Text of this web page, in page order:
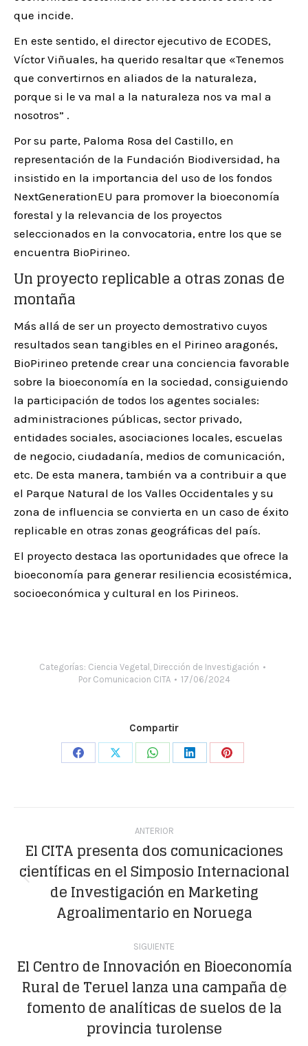
que incide.
En este sentido, el director ejecutivo de ECODES,
Víctor Viñuales, ha querido resaltar que «Tenemos
que convertirnos en aliados de la naturaleza,
porque si le va mal a la naturaleza nos va mal a
nosotros” .
Por su parte, Paloma Rosa del Castillo, en
representación de la Fundación Biodiversidad, ha
insistido en la importancia del uso de los fondos
NextGenerationEU para promover la bioeconomía
forestal y la relevancia de los proyectos
seleccionados en la convocatoria, entre los que se
encuentra BioPirineo.
Un proyecto replicable a otras zonas de
montaña
Más allá de ser un proyecto demostrativo cuyos
resultados sean tangibles en el Pirineo aragonés,
BioPirineo pretende crear una conciencia favorable
sobre la bioeconomía en la sociedad, consiguiendo
la participación de todos los agentes sociales:
administraciones públicas, sector privado,
entidades sociales, asociaciones locales, escuelas
de negocio, ciudadanía, medios de comunicación,
etc. De esta manera, también va a contribuir a que
el Parque Natural de los Valles Occidentales y su
zona de influencia se convierta en un caso de éxito
replicable en otras zonas geográficas del país.
El proyecto destaca las oportunidades que ofrece la
bioeconomía para generar resiliencia ecosistémica,
socioeconómica y cultural en los Pirineos.
Categorías: Ciencia Vegetal Dirección de Investigación
Por Comunicacion CITA 17/06/2024
Compartir
Share
Share
Share
Share
Share
Navegación
entre
publicaciones
ANTERIOR
Publicación
anterior:
El CITA presenta dos comunicaciones
científicas en el Simposio Internacional
de Investigación en Marketing
Agroalimentario en Noruega
SIGUIENTE
siguiente:
El Centro de Innovación en Bioeconomía
Rural de Teruel lanza una campaña de
fomento de analíticas de suelos de la
provincia turolense